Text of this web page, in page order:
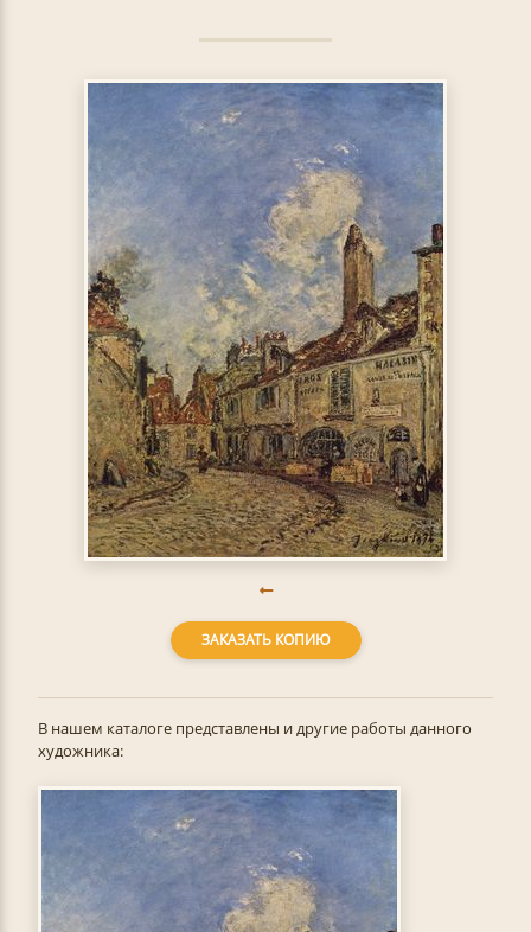
ЗАКАЗАТЬ КОПИЮ
В нашем каталоге представлены и другие работы данного
художника: